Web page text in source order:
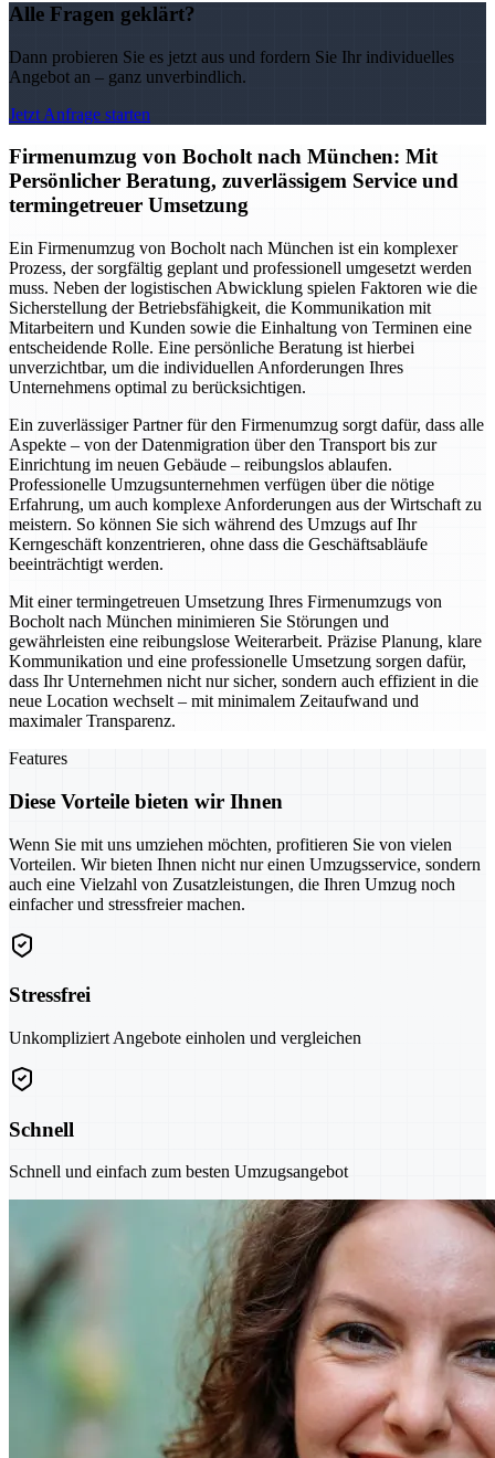
Alle Fragen geklärt?
Dann probieren Sie es jetzt aus und fordern Sie Ihr individuelles
Angebot an – ganz unverbindlich.
Jetzt Anfrage starten
Firmenumzug von Bocholt nach München: Mit
Persönlicher Beratung, zuverlässigem Service und
termingetreuer Umsetzung
Ein Firmenumzug von Bocholt nach München ist ein komplexer
Prozess, der sorgfältig geplant und professionell umgesetzt werden
muss. Neben der logistischen Abwicklung spielen Faktoren wie die
Sicherstellung der Betriebsfähigkeit, die Kommunikation mit
Mitarbeitern und Kunden sowie die Einhaltung von Terminen eine
entscheidende Rolle. Eine persönliche Beratung ist hierbei
unverzichtbar, um die individuellen Anforderungen Ihres
Unternehmens optimal zu berücksichtigen.
Ein zuverlässiger Partner für den Firmenumzug sorgt dafür, dass alle
Aspekte – von der Datenmigration über den Transport bis zur
Einrichtung im neuen Gebäude – reibungslos ablaufen.
Professionelle Umzugsunternehmen verfügen über die nötige
Erfahrung, um auch komplexe Anforderungen aus der Wirtschaft zu
meistern. So können Sie sich während des Umzugs auf Ihr
Kerngeschäft konzentrieren, ohne dass die Geschäftsabläufe
beeinträchtigt werden.
Mit einer termingetreuen Umsetzung Ihres Firmenumzugs von
Bocholt nach München minimieren Sie Störungen und
gewährleisten eine reibungslose Weiterarbeit. Präzise Planung, klare
Kommunikation und eine professionelle Umsetzung sorgen dafür,
dass Ihr Unternehmen nicht nur sicher, sondern auch effizient in die
neue Location wechselt – mit minimalem Zeitaufwand und
maximaler Transparenz.
Features
Diese Vorteile bieten wir Ihnen
Wenn Sie mit uns umziehen möchten, profitieren Sie von vielen
Vorteilen. Wir bieten Ihnen nicht nur einen Umzugsservice, sondern
auch eine Vielzahl von Zusatzleistungen, die Ihren Umzug noch
einfacher und stressfreier machen.
Stressfrei
Unkompliziert Angebote einholen und vergleichen
Schnell
Schnell und einfach zum besten Umzugsangebot